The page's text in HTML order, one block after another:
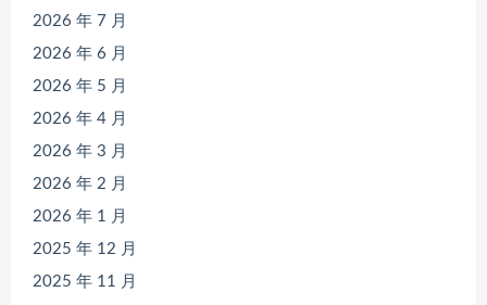
2026 年 7 月
2026 年 6 月
2026 年 5 月
2026 年 4 月
2026 年 3 月
2026 年 2 月
2026 年 1 月
2025 年 12 月
2025 年 11 月